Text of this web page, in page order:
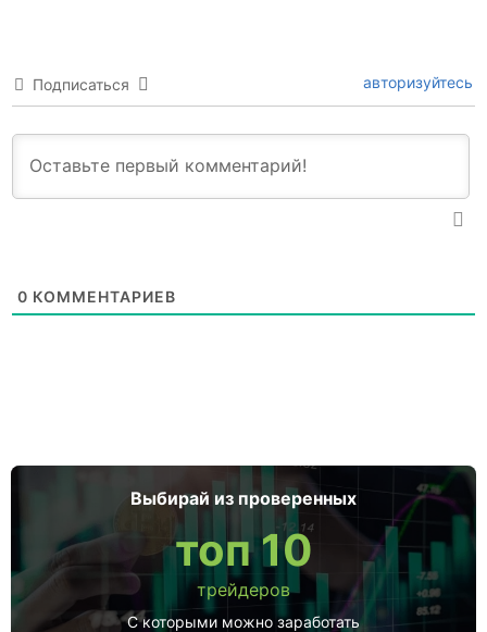
Подписаться авторизуйтесь
0 КОММЕНТАРИЕВ
Выбирай из проверенных
топ 10
трейдеров
С которыми можно заработать